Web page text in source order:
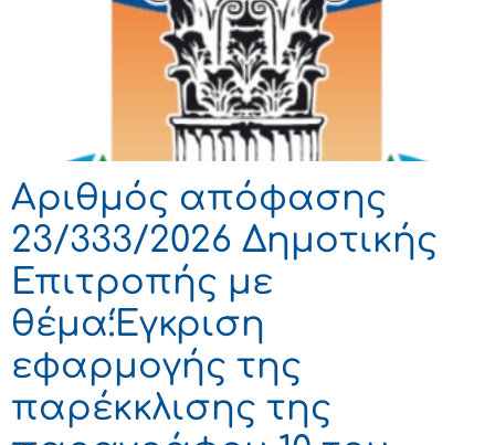
Αριθμός απόφασης
23/333/2026 Δημοτικής
Επιτροπής με
θέμα:Έγκριση
εφαρμογής της
παρέκκλισης της